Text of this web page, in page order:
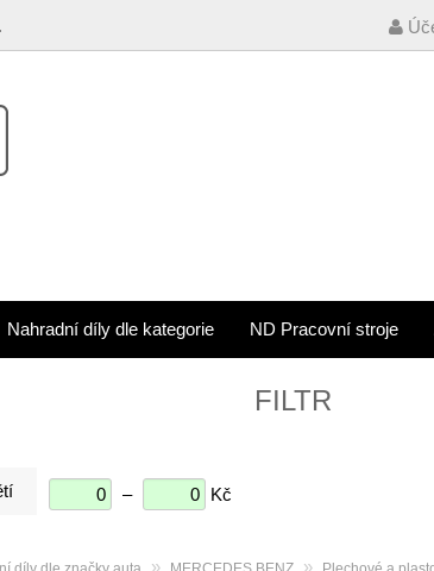
.
Nahradní díly dle kategorie ND Pracovní stroje
FILTR
– Kč
» »